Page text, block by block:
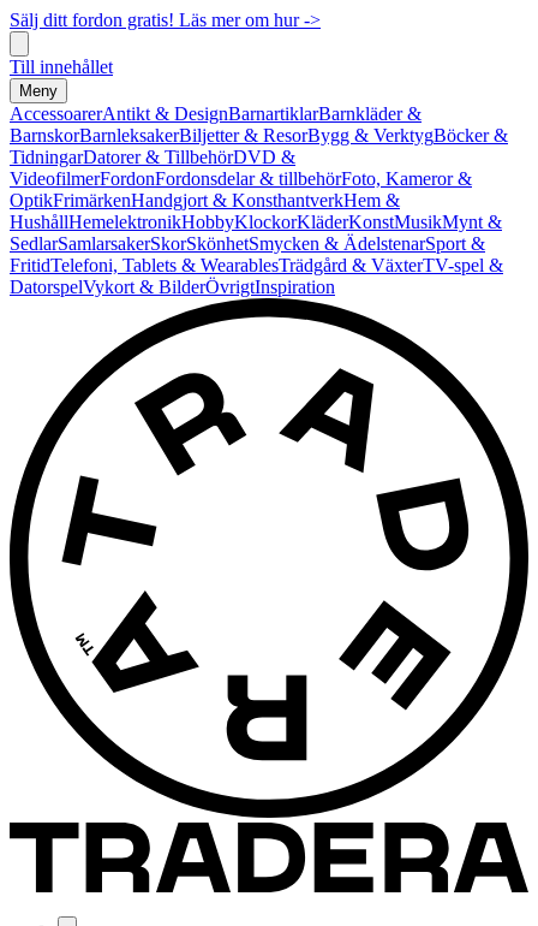
Sälj ditt fordon gratis! Läs mer om hur ->
Till innehållet
Meny
AccessoarerAntikt & DesignBarnartiklarBarnkläder &
BarnskorBarnleksakerBiljetter & ResorBygg & VerktygBöcker &
TidningarDatorer & TillbehörDVD &
VideofilmerFordonFordonsdelar & tillbehörFoto, Kameror &
OptikFrimärkenHandgjort & KonsthantverkHem &
HushållHemelektronikHobbyKlockorKläderKonstMusikMynt &
SedlarSamlarsakerSkorSkönhetSmycken & ÄdelstenarSport &
FritidTelefoni, Tablets & WearablesTrädgård & VäxterTV-spel &
DatorspelVykort & BilderÖvrigtInspiration